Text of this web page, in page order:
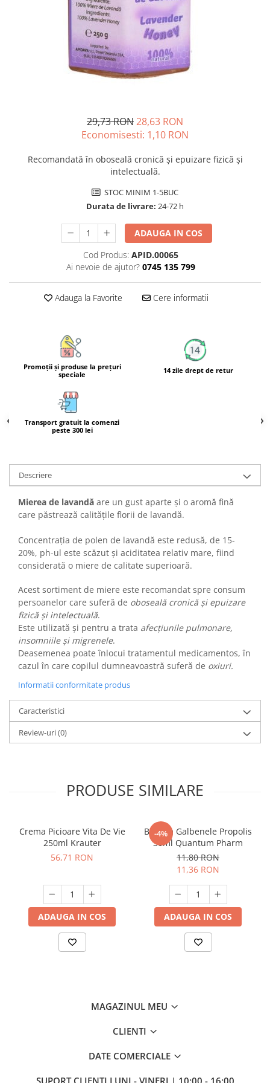
Balsam si masca de par
Vopsea de par naturala
Deodorante Naturale
Geluri de Dus
Cosmetice Naturale si Bio
Depresie, Anxietate
Memorie, Concentrare
Nutritie pentru Sportivi
Probleme Cardio-Vasculare,
Coenzima Q10
Vitamine si minerale
Magneziu
Multivitamine
Articulații și Mușchi
Hemoroizi si Fisuri Anale
Varice și Picioare Grele
29,73 RON28,63 RON
Economisesti: 1,10 RON
Recomandată în oboseală cronică și epuizare fizică și
intelectuală.
STOC MINIM 1-5BUC
Durata de livrare: 24-72 h
ADAUGA IN COS
Cod Produs: APID.00065
Ai nevoie de ajutor? 0745 135 799
Adauga la Favorite Cere informatii
Promoţii şi produse la preţuri
speciale
14 zile drept de retur
Transport gratuit la comenzi
peste 300 lei
Descriere
Mierea de lavandă are un gust aparte și o aromă fină
care păstrează calitățile florii de lavandă.
Concentrația de polen de lavandă este redusă, de 15-
20%, ph-ul este scăzut și aciditatea relativ mare, fiind
considerată o miere de calitate superioară.
Acest sortiment de miere este recomandat spre consum
persoanelor care suferă de oboseală cronică și epuizare
fizică și intelectuală.
Este utilizată și pentru a trata afecțiunile pulmonare,
insomniile și migrenele.
Deasemenea poate înlocui tratamentul medicamentos, în
cazul în care copilul dumneavoastră suferă de oxiuri.
Informatii conformitate produs
Caracteristici
Review-uri(0)
PRODUSE SIMILARE
Crema Picioare Vita De Vie
250ml Krauter
56,71 RON
ADAUGA IN COS
-4%
Balsam Galbenele Propolis
30ml Quantum Pharm
11,80 RON
11,36 RON
ADAUGA IN COS
MAGAZINUL MEU
CLIENTI
DATE COMERCIALE
SUPORT CLIENTI LUNI - VINERI | 10:00 - 16:00